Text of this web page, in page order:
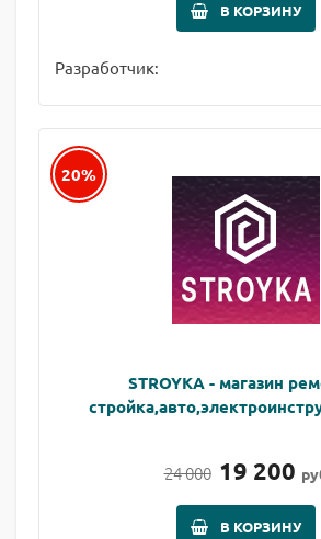
В КОРЗИНУ
Разработчик:
20%
STROYKA - магазин
24 000 19 200
В КОРЗИНУ